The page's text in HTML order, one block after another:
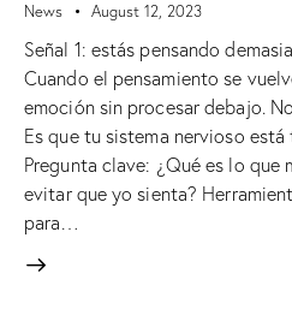
News August 12, 2023
Señal 1: estás pensando
Cuando el pensamiento se
emoción sin procesar debajo.
Es que tu sistema nervioso
Pregunta clave: ¿Qué es lo que
evitar que yo sienta?
para…